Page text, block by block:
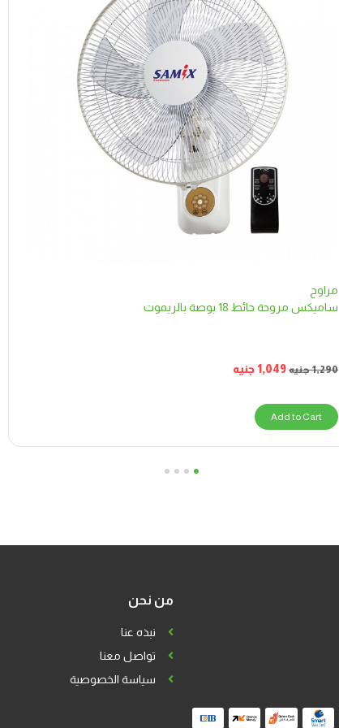
مراوح
ساميكس مروحة حائط 18 بوصة بالريموت
1,290جنيه 1,049جنيه
Add to Cart
من نحن
نبذه عنا
تواصل معنا
سياسة الخصوصية